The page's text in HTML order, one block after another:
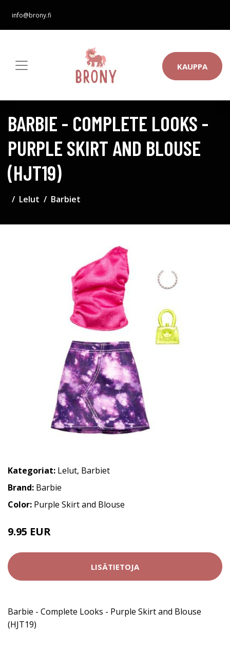
info@brony.fi
KAUPPA
BARBIE - COMPLETE LOOKS -
PURPLE SKIRT AND BLOUSE
(HJT19)
Lelut Barbiet
Kategoriat: Lelut, Barbiet
Brand: Barbie
Color: Purple Skirt and Blouse
9.95 EUR
LISÄTIETOJA
Barbie - Complete Looks - Purple Skirt and Blouse
(HJT19)